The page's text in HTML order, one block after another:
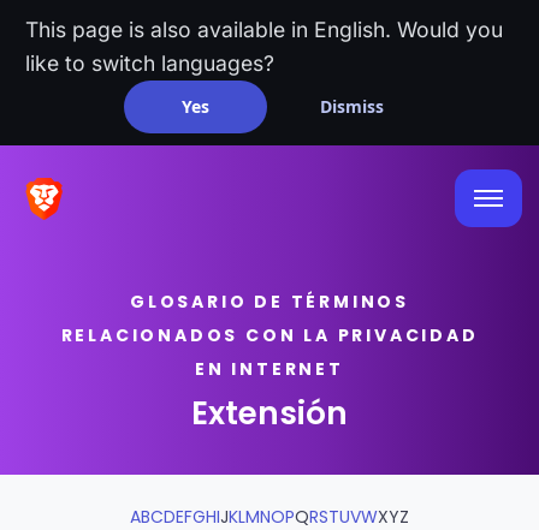
This page is also available in English. Would you
like to switch languages?
Yes Dismiss
GLOSARIO DE TÉRMINOS
RELACIONADOS CON LA PRIVACIDAD
EN INTERNET
Extensión
ABCDEFGHIJKLMNOPQRSTUVWXYZ